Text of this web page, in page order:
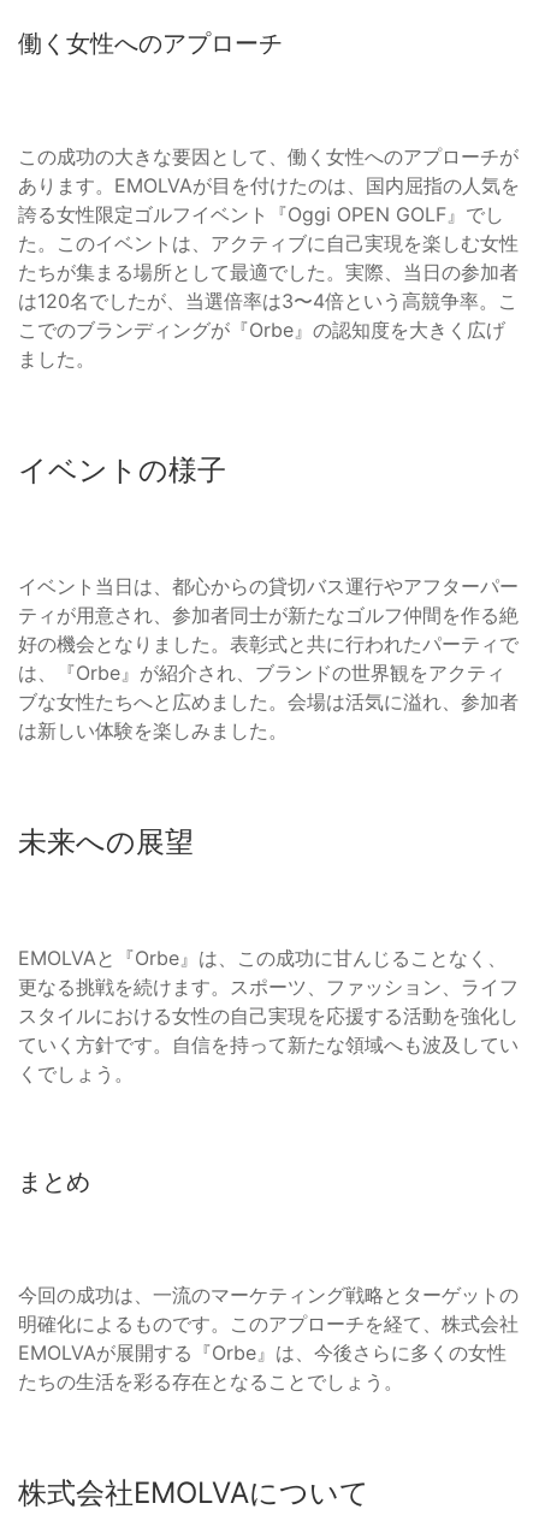
働く女性へのアプローチ
この成功の大きな要因として、働く女性へのアプローチが
あります。EMOLVAが目を付けたのは、国内屈指の人気を
誇る女性限定ゴルフイベント『Oggi OPEN GOLF』でし
た。このイベントは、アクティブに自己実現を楽しむ女性
たちが集まる場所として最適でした。実際、当日の参加者
は120名でしたが、当選倍率は3〜4倍という高競争率。こ
こでのブランディングが『Orbe』の認知度を大きく広げ
ました。
イベントの様子
イベント当日は、都心からの貸切バス運行やアフターパー
ティが用意され、参加者同士が新たなゴルフ仲間を作る絶
好の機会となりました。表彰式と共に行われたパーティで
は、『Orbe』が紹介され、ブランドの世界観をアクティ
ブな女性たちへと広めました。会場は活気に溢れ、参加者
は新しい体験を楽しみました。
未来への展望
EMOLVAと『Orbe』は、この成功に甘んじることなく、
更なる挑戦を続けます。スポーツ、ファッション、ライフ
スタイルにおける女性の自己実現を応援する活動を強化し
ていく方針です。自信を持って新たな領域へも波及してい
くでしょう。
まとめ
今回の成功は、一流のマーケティング戦略とターゲットの
明確化によるものです。このアプローチを経て、株式会社
EMOLVAが展開する『Orbe』は、今後さらに多くの女性
たちの生活を彩る存在となることでしょう。
株式会社EMOLVAについて